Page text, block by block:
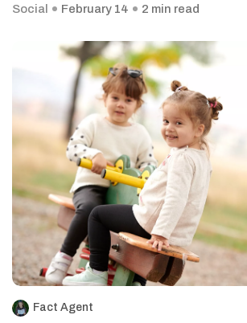
Social
February 14 2 min read
Fact Agent